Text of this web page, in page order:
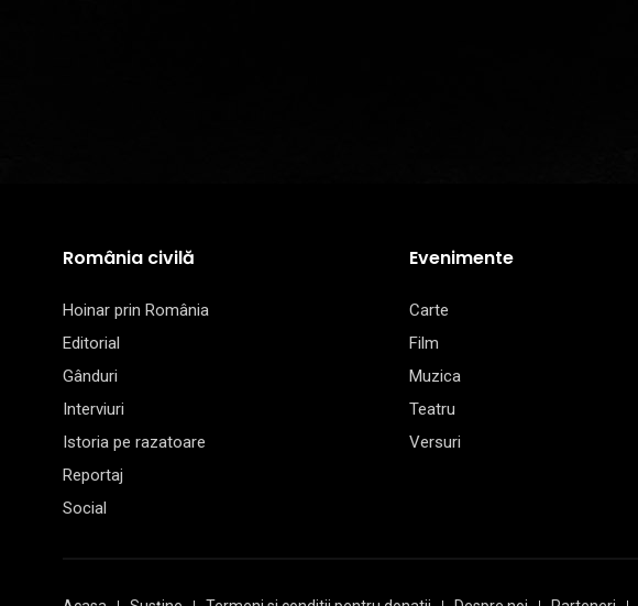
România civilă
Hoinar prin România
Editorial
Gânduri
Interviuri
Istoria pe razatoare
Reportaj
Social
Evenimente
Carte
Film
Muzica
Teatru
Versuri